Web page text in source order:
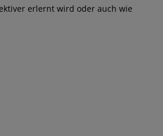
erlernt wird oder auch wie